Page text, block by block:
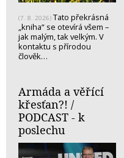
(7. 8. 2026) Tato překrásná
„kniha“ se otevírá všem –
jak malým, tak velkým. V
kontaktu s přírodou
člověk…
Armáda a věřící
křesťan?! /
PODCAST - k
poslechu